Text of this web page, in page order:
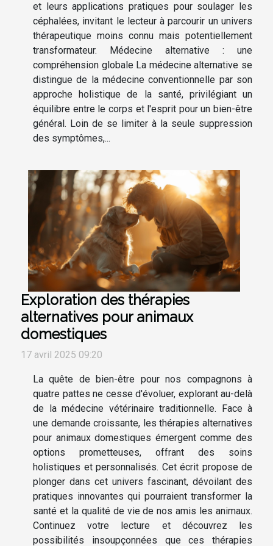
et leurs applications pratiques pour soulager les
céphalées, invitant le lecteur à parcourir un univers
thérapeutique moins connu mais potentiellement
transformateur. Médecine alternative : une
compréhension globale La médecine alternative se
distingue de la médecine conventionnelle par son
approche holistique de la santé, privilégiant un
équilibre entre le corps et l'esprit pour un bien-être
général. Loin de se limiter à la seule suppression
des symptômes,...
Exploration des thérapies
alternatives pour animaux
domestiques
17 avril 2025 09:20
La quête de bien-être pour nos compagnons à
quatre pattes ne cesse d'évoluer, explorant au-delà
de la médecine vétérinaire traditionnelle. Face à
une demande croissante, les thérapies alternatives
pour animaux domestiques émergent comme des
options prometteuses, offrant des soins
holistiques et personnalisés. Cet écrit propose de
plonger dans cet univers fascinant, dévoilant des
pratiques innovantes qui pourraient transformer la
santé et la qualité de vie de nos amis les animaux.
Continuez votre lecture et découvrez les
possibilités insoupçonnées que ces thérapies